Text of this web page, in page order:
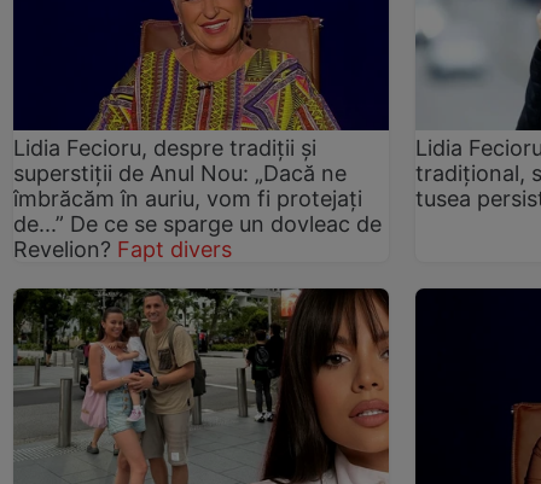
Lidia Fecioru, despre tradiții și
superstiții de Anul Nou: „Dacă ne
îmbrăcăm în auriu, vom fi protejați
de...” De ce se sparge un dovleac de
Revelion? Fapt divers
Lidia
tradițional,
tusea